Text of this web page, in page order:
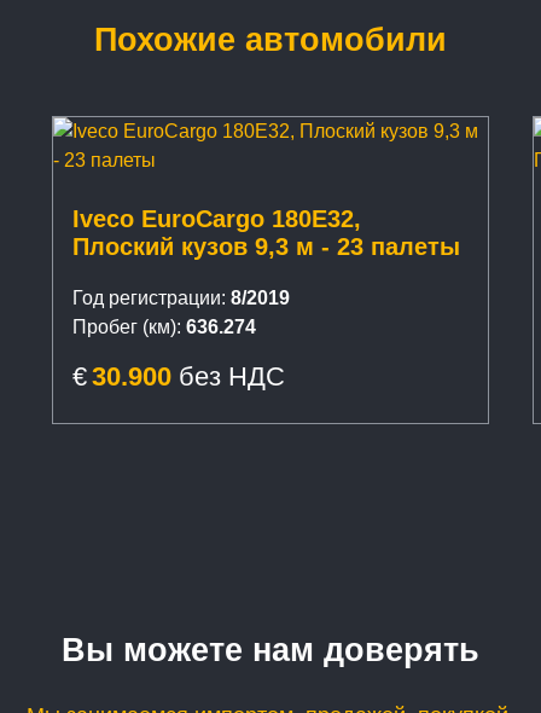
Похожие автомобили
Iveco EuroCargo 180E32,
Плоский кузов 9,3 м - 23 палеты
Год регистрации: 8/2019
Пробег (км): 636.274
€30.900 без НДС
Вы можете нам доверять